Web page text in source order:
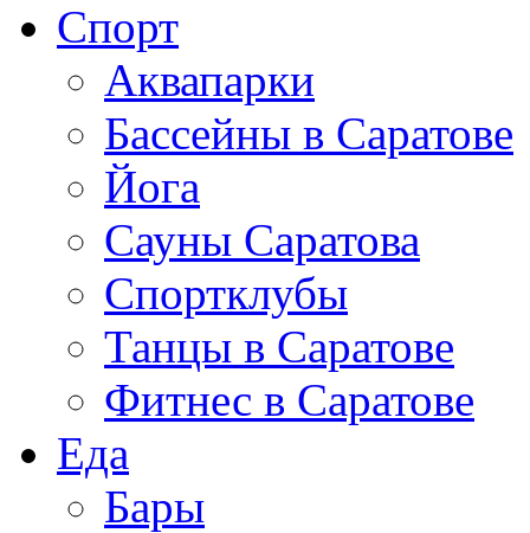
Спорт
Аквапарки
Бассейны в Саратове
Йога
Сауны Саратова
Спортклубы
Танцы в Саратове
Фитнес в Саратове
Еда
Бары